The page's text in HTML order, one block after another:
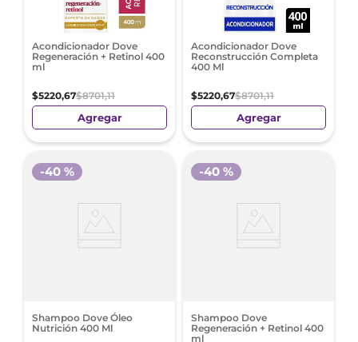
Acondicionador Dove
Regeneración + Retinol 400
ml
$5220,67$8701,11
Agregar
Acondicionador Dove
Reconstrucción Completa
400 Ml
$5220,67$8701,11
Agregar
Shampoo Dove Óleo
Nutrición 400 Ml
-40 %
Shampoo Dove
Regeneración + Retinol 400
ml
-40 %